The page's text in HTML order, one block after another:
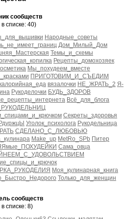
сообществ
в списке: 40)
Народные_советы
Дом_Милый_Дом
Темы_и_схемы
Рецепты_домохозяек
Мы_похудеем_вместе
ПРИГОТОВИМ_И_СЪЕДИМ
вязалочки НЕ_ЖРАТЬ_2 Я-
Рукоделочки БУДЬ_ЗДОРОВ
Всё_для_блога
Секреты_здоровья
Уголок_психолога Рукодельница
СДЕЛАНО_С_ЛЮБОВЬЮ
Make_up MetRo_SPb Питер
Сама_овца
Моя_кулинарная_книга
Только_для_женщин
сообществ
в списке: 8)